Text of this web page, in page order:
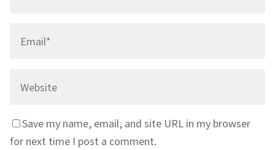
Save my name, email, and site URL in my browser
for next time I post a comment.